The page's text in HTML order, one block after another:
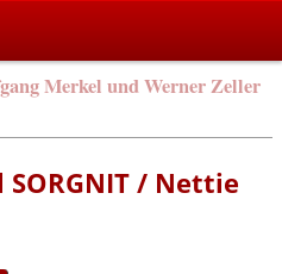
Merkel und Werner Zeller
/ Nettie